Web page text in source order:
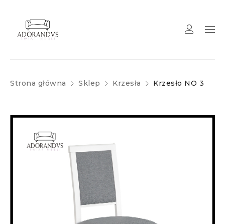
Strona główna Sklep Krzesła Krzesło NO 3